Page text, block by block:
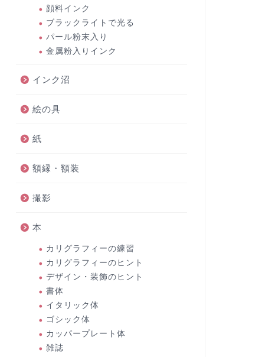
顔料インク
ブラックライトで光る
パール粉末入り
金属粉入りインク
インク沼
絵の具
紙
額縁・額装
撮影
本
カリグラフィーの練習
カリグラフィーのヒント
デザイン・装飾のヒント
書体
イタリック体
ゴシック体
カッパープレート体
雑誌